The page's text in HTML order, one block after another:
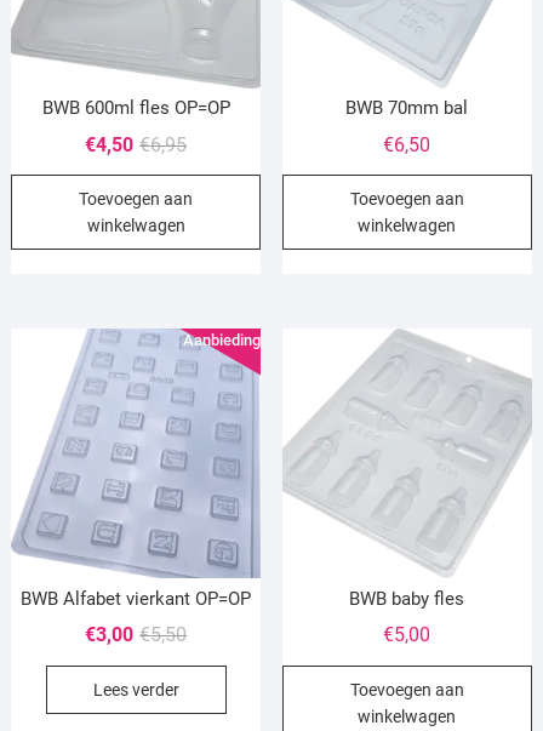
BWB 600ml fles OP=OP
€6,95Oorspronkelijke
prijs
was:
€4,50
Huidige
prijs
is:
Toevoegen aan
winkelwagen
BWB 70mm bal
€6,50
Toevoegen aan
winkelwagen
Aanbieding!
BWB Alfabet vierkant OP=OP
€5,50Oorspronkelijke
prijs
€5,50.
€3,00
Huidige
prijs
€3,00.
Lees verder
BWB baby fles
€5,00
Toevoegen aan
winkelwagen